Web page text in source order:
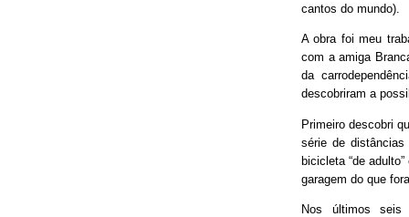
cantos do mundo).
A obra foi meu
com a amiga
da
descobriram a
Primeiro descobri
série de distâncias
bicicleta “de
garagem do que
Nos últimos seis